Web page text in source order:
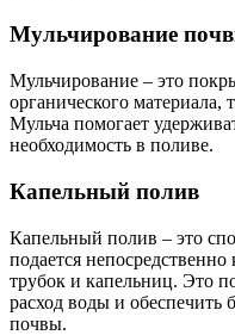
Мульчирование
Мульчирование – это
органического материала,
Мульча помогает
необходимость в поливе.
Капельный полив
Капельный полив – это
подается
трубок и капельниц. Это
расход воды и обеспечить
почвы.